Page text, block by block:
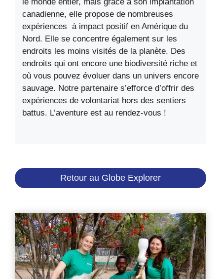
canadienne, elle propose de nombreuses
expériences à impact positif en Amérique du
Nord. Elle se concentre également sur les
endroits les moins visités de la planète. Des
endroits qui ont encore une biodiversité riche et
où vous pouvez évoluer dans un univers encore
sauvage. Notre partenaire s’efforce d’offrir des
expériences de volontariat hors des sentiers
battus. L’aventure est au rendez-vous !
Retour au Globe Explorer